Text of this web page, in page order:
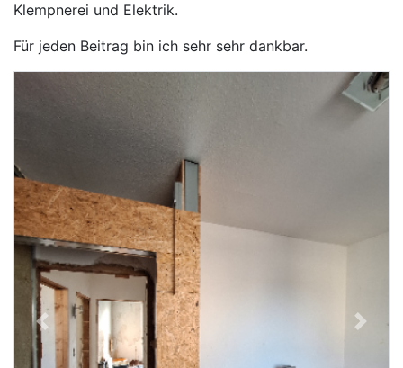
Previous Next
Klempnerei und Elektrik.
Für jeden Beitrag bin ich sehr sehr dankbar.